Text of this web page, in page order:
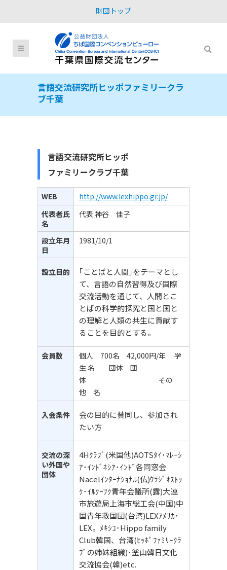
財団トップ
言語交流研究所ヒッポファミリークラ
ブ千葉
言語交流研究所ヒッポ
ファミリークラブ千葉
WEB
http://www.lexhippo.gr.jp/
代表者氏
名
代表 神谷 佳子
設立年月
日
1981/10/1
設立目的
｢ことばと人間｣をテーマとし
て、言語の自然習得及び国際
交流活動を通じて、人間とこ
とばの科学的探究と国と国と
の理解と人類の共生に貢献す
ることを目的とする。
会員数
個人 700名 42,000円/年 学
生 名 団体 団
体 その
他 名
入会条件
会の目的に賛同し、参加され
たい方
交流の深
い外国や
団体
4Hｸﾗﾌﾞ(米国他)AOTSﾀｲ･ﾏﾚｰｼ
ｱ･ｲﾝﾄﾞﾈｼｱ･ｲﾝﾄﾞ各同窓会
Nacelｲﾝﾀｰﾅｼｮﾅﾙ(仏)ｳﾗｼﾞｵｽﾄｯ
ｸ･ｲﾙｸｰﾂｸ青年会議所(露)大連
市旅遊局上海市総工会(中国)中
国青年救国団(台湾)LEXｱﾒﾘｶ･
LEX。ﾒｷｼｺ･Hippo family
Club韓国、台湾(ﾋｯﾎﾟﾌｧﾐﾘｰｸﾗ
ﾌﾞの姉妹組織)･釜山韓日文化
交流協会(韓)etc.